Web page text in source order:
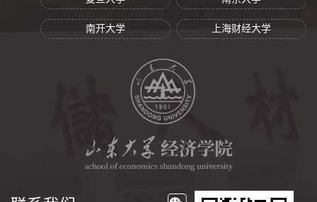
南开大学 上海财经大学